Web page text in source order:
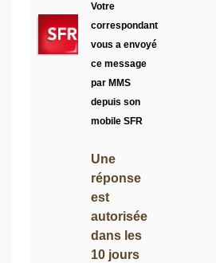
Votre
correspondant
vous a envoyé
ce message
par MMS
depuis son
mobile SFR
Une
réponse
est
autorisée
dans les
10 jours